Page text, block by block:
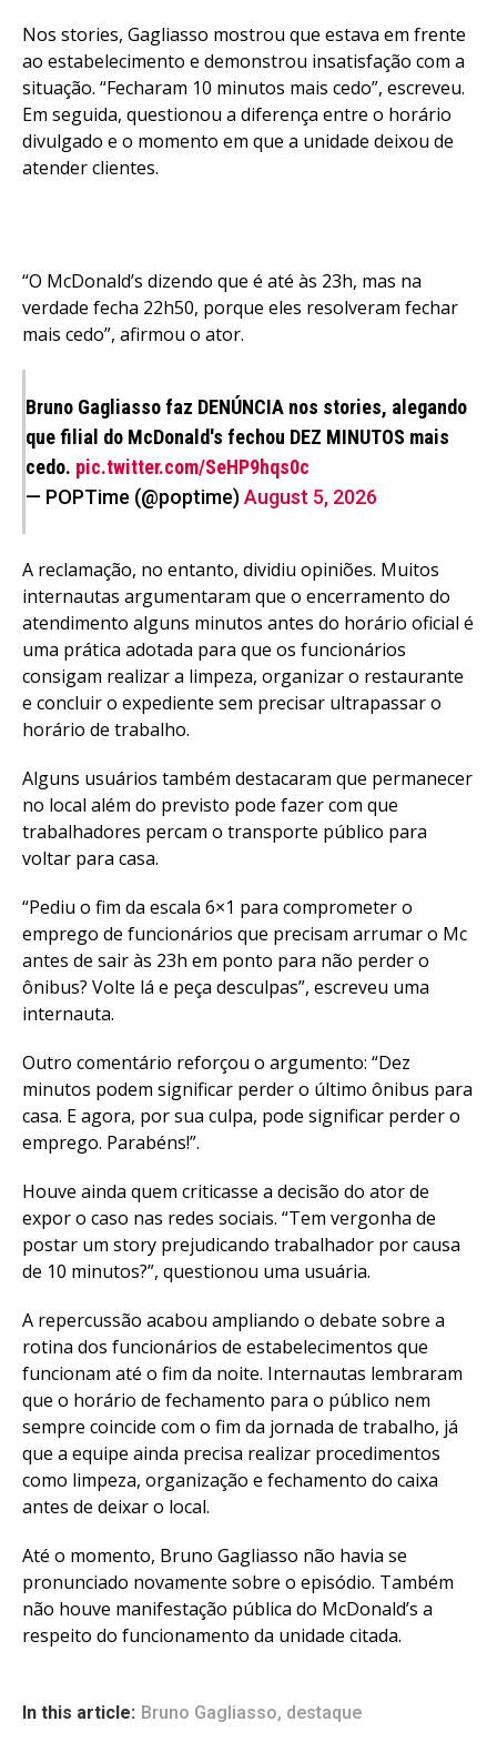
Nos stories, Gagliasso mostrou que estava em frente
ao estabelecimento e demonstrou insatisfação com a
situação. “Fecharam 10 minutos mais cedo”, escreveu.
Em seguida, questionou a diferença entre o horário
divulgado e o momento em que a unidade deixou de
atender clientes.
“O McDonald’s dizendo que é até às 23h, mas na
verdade fecha 22h50, porque eles resolveram fechar
mais cedo”, afirmou o ator.
Bruno Gagliasso faz DENÚNCIA nos stories, alegando
que filial do McDonald's fechou DEZ MINUTOS mais
cedo. pic.twitter.com/SeHP9hqs0c
— POPTime (@poptime)August 5, 2026
A reclamação, no entanto, dividiu opiniões. Muitos
internautas argumentaram que o encerramento do
atendimento alguns minutos antes do horário oficial é
uma prática adotada para que os funcionários
consigam realizar a limpeza, organizar o restaurante
e concluir o expediente sem precisar ultrapassar o
horário de trabalho.
Alguns usuários também destacaram que permanecer
no local além do previsto pode fazer com que
trabalhadores percam o transporte público para
voltar para casa.
“Pediu o fim da escala 6×1 para comprometer o
emprego de funcionários que precisam arrumar o Mc
antes de sair às 23h em ponto para não perder o
ônibus? Volte lá e peça desculpas”, escreveu uma
internauta.
Outro comentário reforçou o argumento: “Dez
minutos podem significar perder o último ônibus para
casa. E agora, por sua culpa, pode significar perder o
emprego. Parabéns!”.
Houve ainda quem criticasse a decisão do ator de
expor o caso nas redes sociais. “Tem vergonha de
postar um story prejudicando trabalhador por causa
de 10 minutos?”, questionou uma usuária.
A repercussão acabou ampliando o debate sobre a
rotina dos funcionários de estabelecimentos que
funcionam até o fim da noite. Internautas lembraram
que o horário de fechamento para o público nem
sempre coincide com o fim da jornada de trabalho, já
que a equipe ainda precisa realizar procedimentos
como limpeza, organização e fechamento do caixa
antes de deixar o local.
Até o momento, Bruno Gagliasso não havia se
pronunciado novamente sobre o episódio. Também
não houve manifestação pública do McDonald’s a
respeito do funcionamento da unidade citada.
In this article: Bruno Gagliasso, destaque